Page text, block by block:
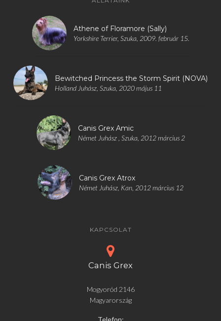
Athene of Floramore (Sally)
Yorkshire Terrier, Szuka, 2009. február 15.
Bewitched Princess the Storm Spirit (NOVA)
Holland Juhász, Szuka, 2020 május 11
Canis Grex Amic
Német Juhász , Szuka, 2012 március 2
Canis Grex Atrox
Német Juhász, Kan, 2012 március 12
KAPCSOLAT
Canis Grex
Mogyoród 2146
Magyarország